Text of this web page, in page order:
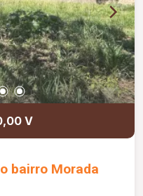
V
bairro Morada